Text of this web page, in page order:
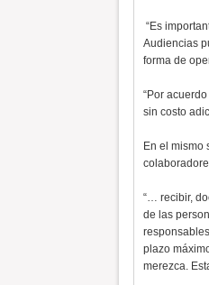
“Es
Audiencias
forma de
“Por
sin costo
En el mismo
“… recibir,
de las
plazo
merezca.